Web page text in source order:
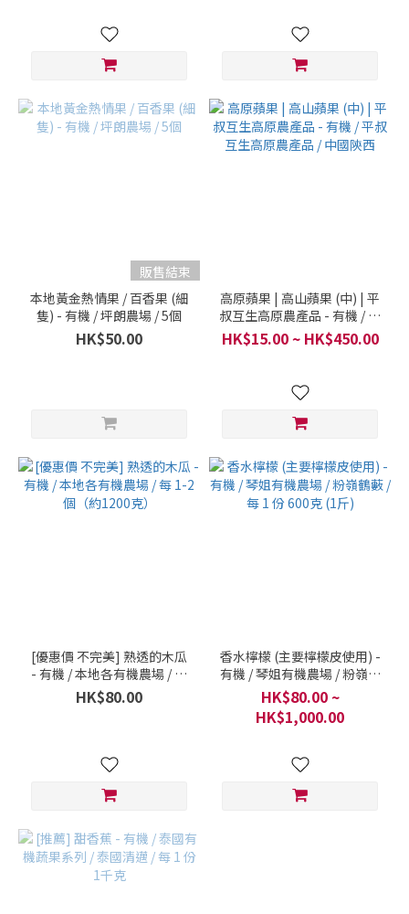
販售結束
本地黃金熱情果 / 百香果 (細
隻) - 有機 / 坪朗農場 / 5個
HK$50.00
高原蘋果 | 高山蘋果 (中) | 平
叔互生高原農產品 - 有機 / 平
叔互生高原農產品 / 中國陝西
HK$15.00 ~ HK$450.00
[優惠價 不完美] 熟透的木瓜
- 有機 / 本地各有機農場 / 每
1-2 個（約1200克）
HK$80.00
香水檸檬 (主要檸檬皮使用) -
有機 / 琴姐有機農場 / 粉嶺鶴
藪 / 每 1 份 600克 (1斤)
HK$80.00 ~
HK$1,000.00